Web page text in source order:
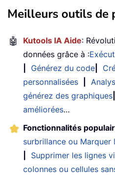
Meilleurs outils de
🤖 Kutools IA Aide:
données grâce à :
Générez du code
personnalisées
générez des graphiques
améliorées…
Fonctionnalités
surbrillance ou Marquer
Supprimer les lignes
colonnes ou cellules